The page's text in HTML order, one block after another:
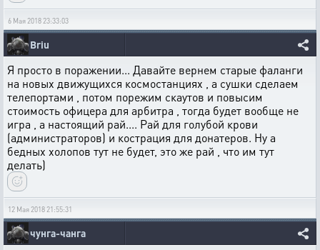
6 Мая 2018 23:33:03
Briu
Я просто в поражении... Давайте вернем старые фаланги
на новых движущихся космостанциях , а сушки сделаем
телепортами , потом порежим скаутов и повысим
стоимость офицера для арбитра , тогда будет вообще не
игра , а настоящий рай.... Рай для голубой крови
(администраторов) и кострация для донатеров. Ну а
бедных холопов тут не будет, это же рай , что им тут
делать)
12 Мая 2018 21:55:31
чунга-чанга